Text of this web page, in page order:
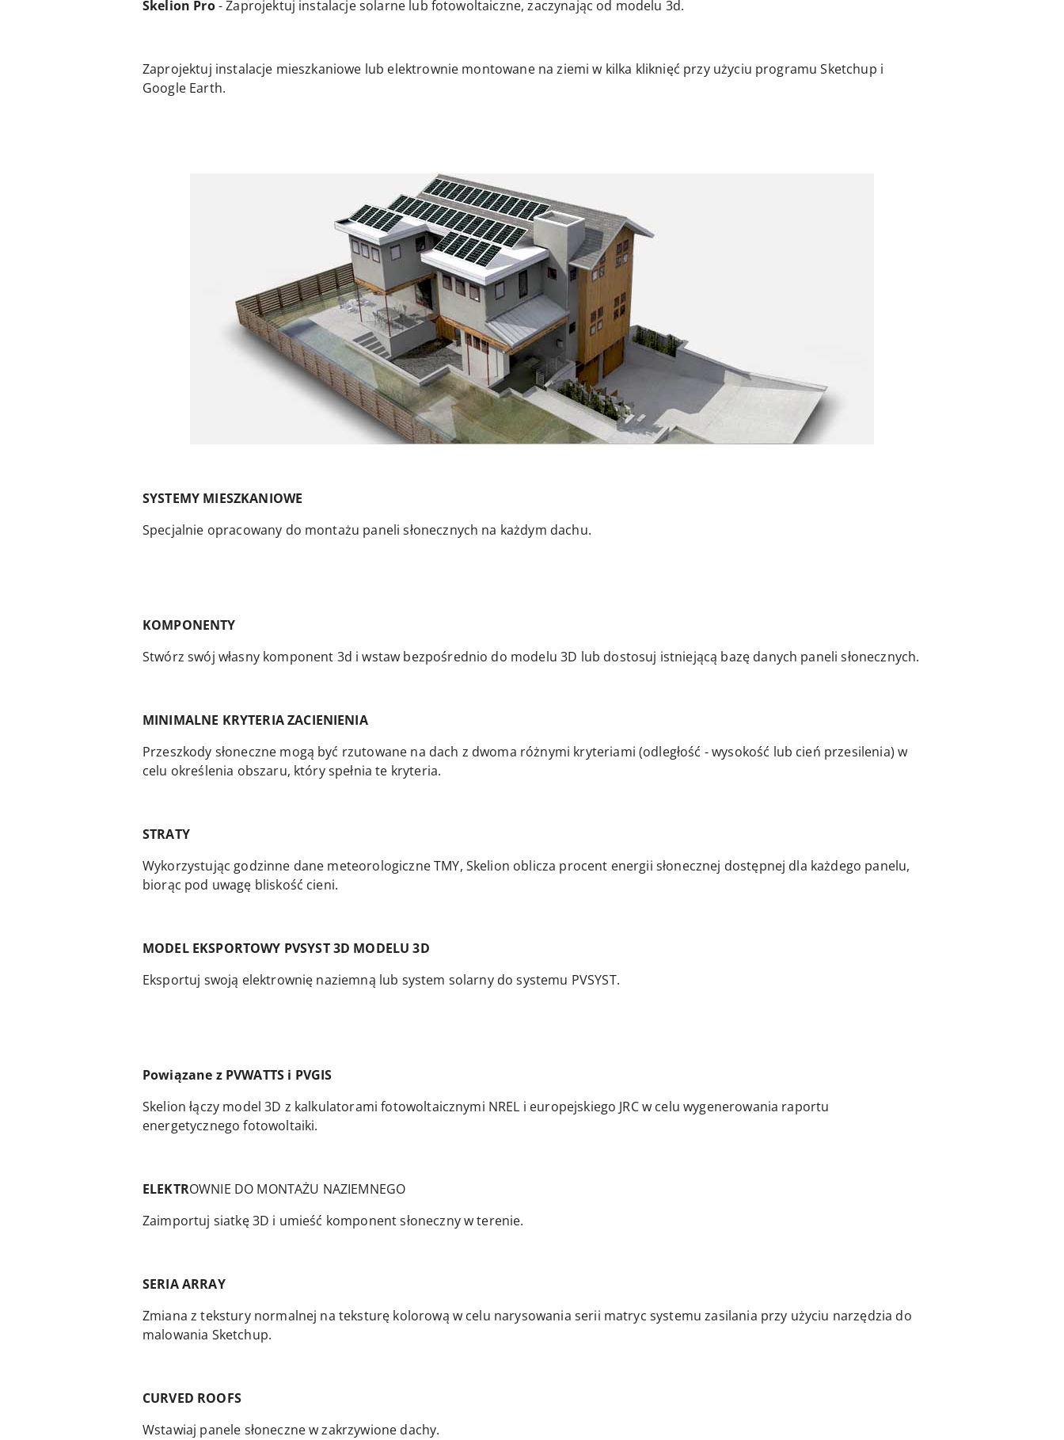
Skelion Pro- Zaprojektuj instalacje solarne lub fotowoltaiczne, zaczynając od modelu 3d.
Zaprojektuj instalacje mieszkaniowe lub elektrownie montowane na ziemi w kilka kliknięć przy użyciu programu Sketchup i
Google Earth.
SYSTEMY MIESZKANIOWE
Specjalnie opracowany do montażu paneli słonecznych na każdym dachu.
KOMPONENTY
Stwórz swój własny komponent 3d i wstaw bezpośrednio do modelu 3D lub dostosuj istniejącą bazę danych paneli słonecznych.
MINIMALNE KRYTERIA ZACIENIENIA
Przeszkody słoneczne mogą być rzutowane na dach z dwoma różnymi kryteriami (odległość - wysokość lub cień przesilenia) w
celu określenia obszaru, który spełnia te kryteria.
STRATY
Wykorzystując godzinne dane meteorologiczne TMY, Skelion oblicza procent energii słonecznej dostępnej dla każdego panelu,
biorąc pod uwagę bliskość cieni.
MODEL EKSPORTOWY PVSYST 3D MODELU 3D
Eksportuj swoją elektrownię naziemną lub system solarny do systemu PVSYST.
Powiązane z PVWATTS i PVGIS
Skelion łączy model 3D z kalkulatorami fotowoltaicznymi NREL i europejskiego JRC w celu wygenerowania raportu
energetycznego fotowoltaiki.
ELEKTROWNIE DO MONTAŻU NAZIEMNEGO
Zaimportuj siatkę 3D i umieść komponent słoneczny w terenie.
SERIA ARRAY
Zmiana z tekstury normalnej na teksturę kolorową w celu narysowania serii matryc systemu zasilania przy użyciu narzędzia do
malowania Sketchup.
CURVED ROOFS
Wstawiaj panele słoneczne w zakrzywione dachy.